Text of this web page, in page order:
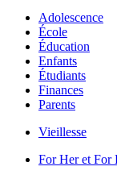
Adolescence
École
Éducation
Enfants
Étudiants
Finances
Parents
Vieillesse
For Her et For